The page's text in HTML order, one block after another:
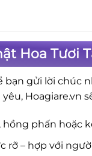
Hoa Tươi
bạn gửi lời chúc
Hoagiare.vn
hồng phấn hoặc
rỡ – hợp với